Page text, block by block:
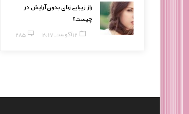
راز زیبایی زنان بدون آرایش در
چیست؟
12 آگوست, 2017 285